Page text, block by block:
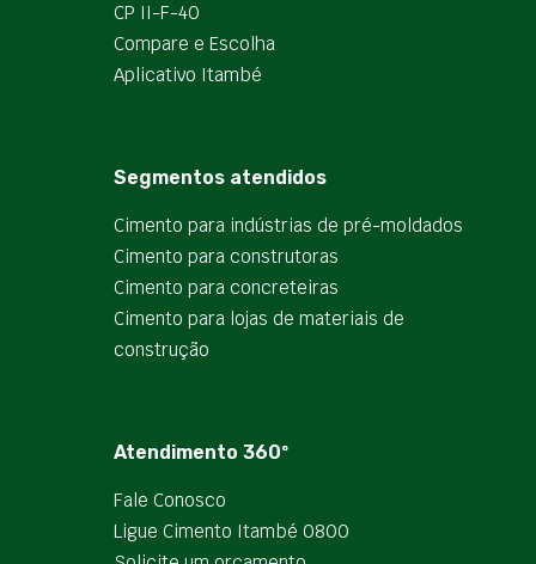
CP II-F-40
Compare e Escolha
Aplicativo Itambé
Segmentos atendidos
Cimento para indústrias de pré-moldados
Cimento para construtoras
Cimento para concreteiras
Cimento para lojas de materiais de
construção
Atendimento 360º
Fale Conosco
Ligue Cimento Itambé 0800